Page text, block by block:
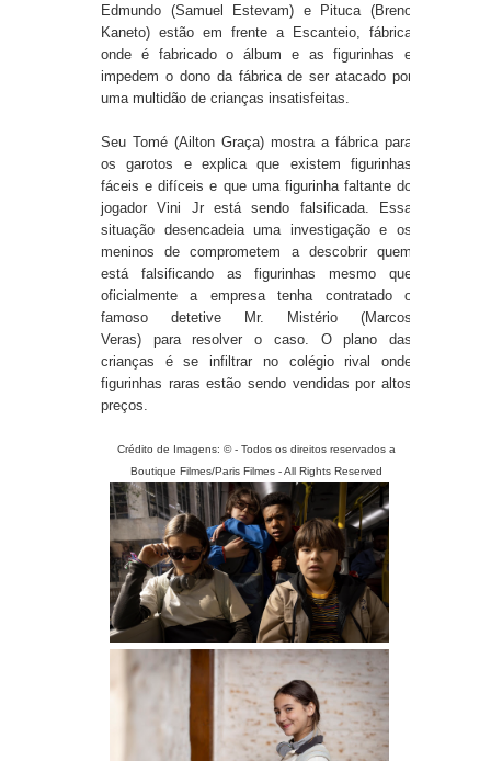
Edmundo (Samuel Estevam) e Pituca (Breno
Kaneto) estão em frente a Escanteio, fábrica
onde é fabricado o álbum e as figurinhas e
impedem o dono da fábrica de ser atacado por
uma multidão de crianças insatisfeitas.
Seu Tomé (Ailton Graça) mostra a fábrica para
os garotos e explica que existem figurinhas
fáceis e difíceis e que uma figurinha faltante do
jogador Vini Jr está sendo falsificada. Essa
situação desencadeia uma investigação e os
meninos de comprometem a descobrir quem
está falsificando as figurinhas mesmo que
oficialmente a empresa tenha contratado o
famoso detetive Mr. Mistério (Marcos
Veras) para resolver o caso. O plano das
crianças é se infiltrar no colégio rival onde
figurinhas raras estão sendo vendidas por altos
preços.
Crédito de Imagens: © - Todos os direitos reservados a
Boutique Filmes/Paris Filmes - All Rights Reserved